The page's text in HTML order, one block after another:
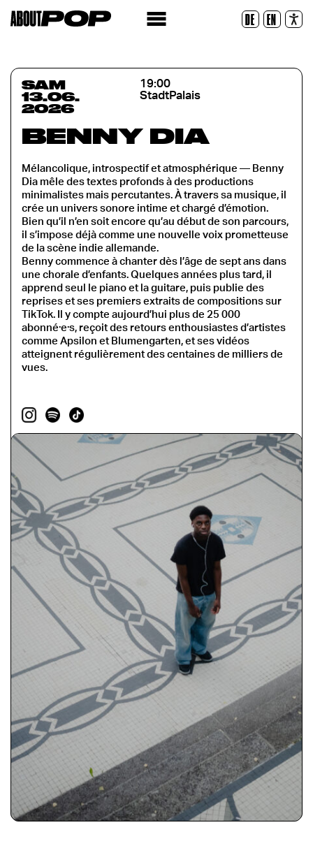
DE EN
Réinitialiser
SAM
13.06.
2026
19:00
StadtPalais
BENNY DIA
Mélancolique, introspectif et atmosphérique — Benny
Dia mêle des textes profonds à des productions
minimalistes mais percutantes. À travers sa musique, il
crée un univers sonore intime et chargé d’émotion.
Bien qu’il n’en soit encore qu’au début de son parcours,
il s’impose déjà comme une nouvelle voix prometteuse
de la scène indie allemande.
Benny commence à chanter dès l’âge de sept ans dans
une chorale d’enfants. Quelques années plus tard, il
apprend seul le piano et la guitare, puis publie des
reprises et ses premiers extraits de compositions sur
TikTok. Il y compte aujourd’hui plus de 25 000
abonné·e·s, reçoit des retours enthousiastes d’artistes
comme Apsilon et Blumengarten, et ses vidéos
atteignent régulièrement des centaines de milliers de
vues.